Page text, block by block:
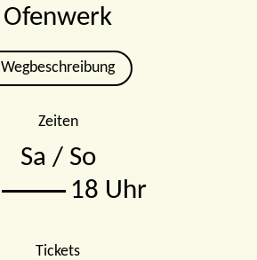
Ofenwerk
Wegbeschreibung
Zeiten
Sa / So
18 Uhr
Tickets